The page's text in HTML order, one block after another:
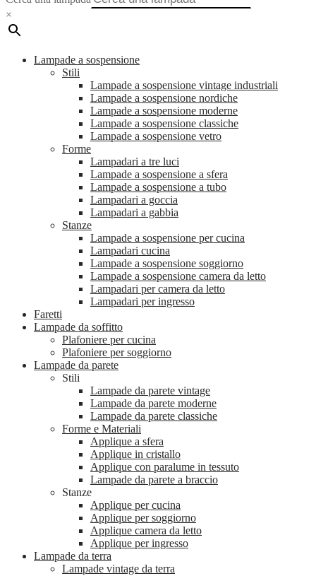
×
Lampade a sospensione
Stili
Lampade a sospensione vintage industriali
Lampade a sospensione nordiche
Lampade a sospensione moderne
Lampade a sospensione classiche
Lampade a sospensione vetro
Forme
Lampadari a tre luci
Lampade a sospensione a sfera
Lampade a sospensione a tubo
Lampadari a goccia
Lampadari a gabbia
Stanze
Lampade a sospensione per cucina
Lampadari cucina
Lampade a sospensione soggiorno
Lampade a sospensione camera da letto
Lampadari per camera da letto
Lampadari per ingresso
Faretti
Lampade da soffitto
Plafoniere per cucina
Plafoniere per soggiorno
Lampade da parete
Stili
Lampade da parete vintage
Lampade da parete moderne
Lampade da parete classiche
Forme e Materiali
Applique a sfera
Applique in cristallo
Applique con paralume in tessuto
Lampade da parete a braccio
Stanze
Applique per cucina
Applique per soggiorno
Applique camera da letto
Applique per ingresso
Lampade da terra
Lampade vintage da terra